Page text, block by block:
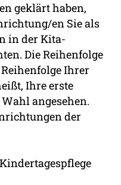
geklärt haben,
en Sie als
in der Kita-
Die Reihenfolge
Ihrer
Ihre erste
angesehen.
der